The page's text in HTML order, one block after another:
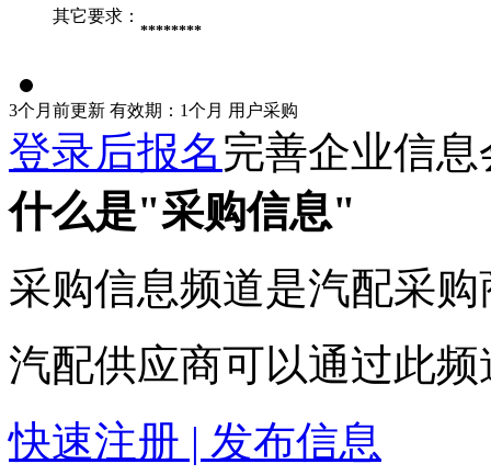
其它要求：
********
3个月前更新 有效期：1个月 用户采购
登录后报名完善企业信
什么是"采购信息"
采购信息频道是汽配采
汽配供应商可以通过此
快速注册 | 发布信息